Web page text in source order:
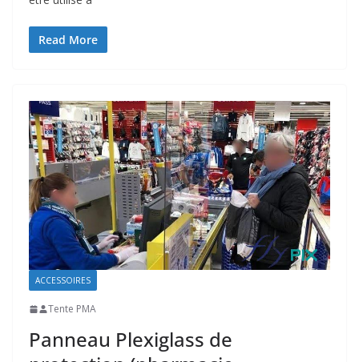
Read More
ACCESSOIRES
Tente PMA
Panneau Plexiglass de